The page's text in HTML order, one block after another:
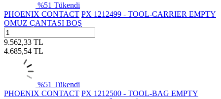
%51 Tükendi
PHOENIX CONTACT PX 1212499 - TOOL-CARRIER EMPTY
OMUZ ÇANTASI BOŞ
9.562,33 TL
4.685,54 TL
%51 Tükendi
PHOENIX CONTACT PX 1212500 - TOOL-BAG EMPTY